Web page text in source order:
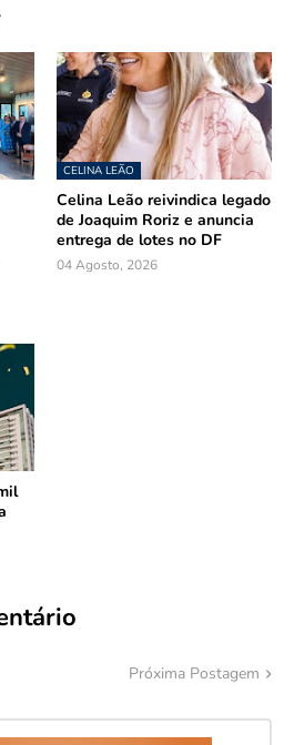
CELINA LEÃO
Celina Leão reivindica legado
de Joaquim Roriz e anuncia
entrega de lotes no DF
04 Agosto, 2026
Próxima Postagem